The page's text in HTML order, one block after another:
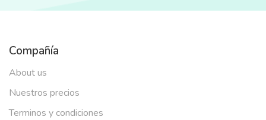
Compañía
About us
Nuestros precios
Terminos y condiciones